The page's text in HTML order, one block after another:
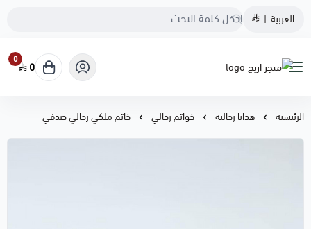
العربية |
متجر اريج
0
0
الرئيسية هدايا رجالية خواتم رجالي خاتم ملكي رجالي صدفي